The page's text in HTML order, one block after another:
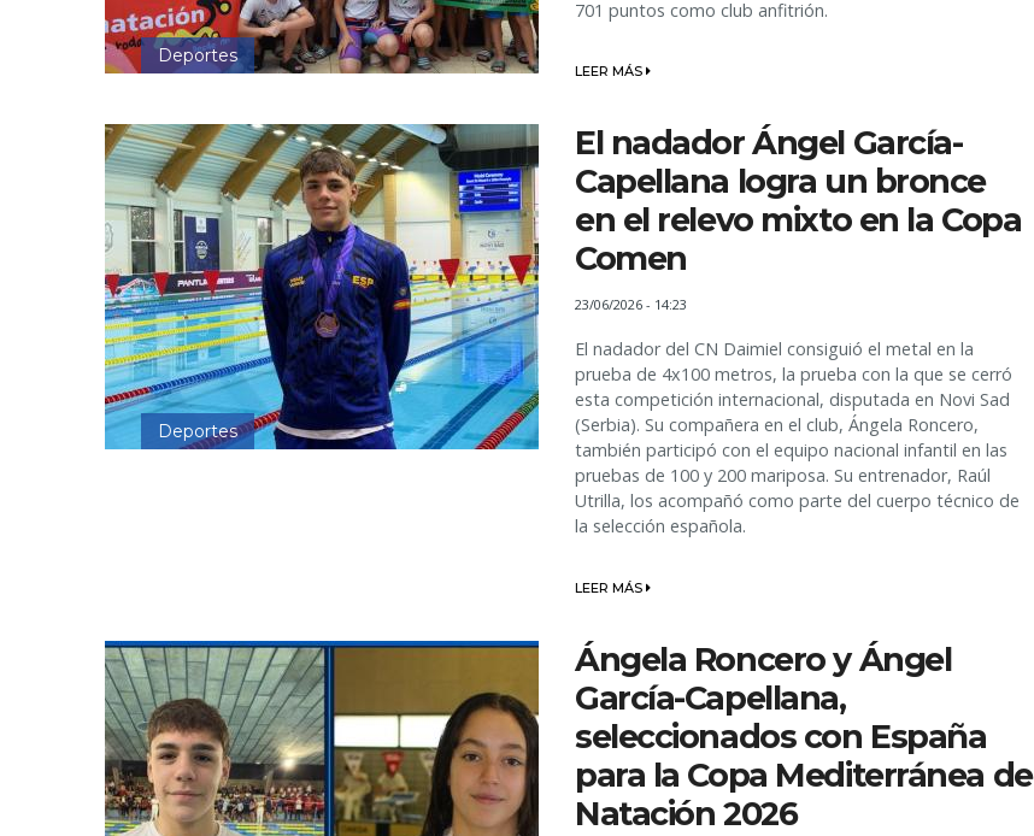
Deportes
701 puntos como club anfitrión.
LEER MÁS
Deportes
El nadador Ángel García-
Capellana logra un bronce
en el relevo mixto en la Copa
Comen
23/06/2026 - 14:23
El nadador del CN Daimiel consiguió el metal en la
prueba de 4x100 metros, la prueba con la que se cerró
esta competición internacional, disputada en Novi Sad
(Serbia). Su compañera en el club, Ángela Roncero,
también participó con el equipo nacional infantil en las
pruebas de 100 y 200 mariposa. Su entrenador, Raúl
Utrilla, los acompañó como parte del cuerpo técnico de
la selección española.
LEER MÁS
Ángela Roncero y Ángel
García-Capellana,
seleccionados con España
para la Copa Mediterránea de
Natación 2026